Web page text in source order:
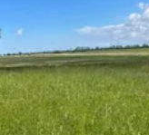
Fotoinspiration
Tipps &
Stories